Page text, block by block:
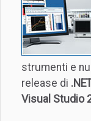
strumenti e
release di
Visual Studio